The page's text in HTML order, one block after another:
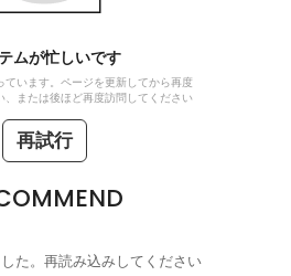
ムが忙しいです
ています。ページを更新してから再度
、または後ほど再度訪問してください
再試行
た。再読み込みしてください